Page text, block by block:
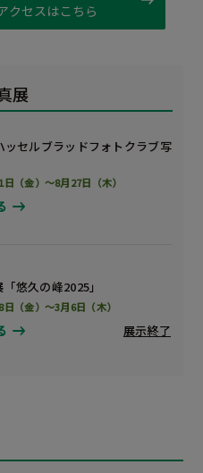
クセスはこちら
展
セルブラッドフォトクラブ写
（金）～8月27日（木）
悠久の峰2025」
（金）～3月6日（木）
展示終了